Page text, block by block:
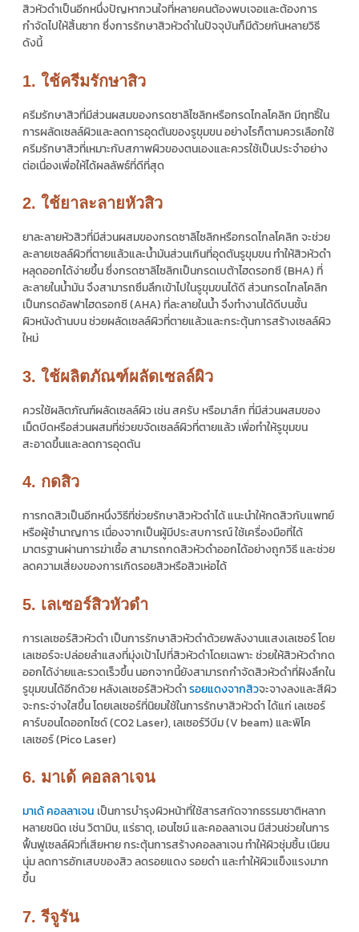
สิวหัวดำเป็นอีกหนึ่งปัญหากวนใจที่หลายคนต้องพบเจอและต้องการ
กำจัดไปให้สิ้นซาก ซึ่งการรักษาสิวหัวดำในปัจจุบันก็มีด้วยกันหลายวิธี
ดังนี้
1. ใช้ครีมรักษาสิว
ครีมรักษาสิวที่มีส่วนผสมของกรดซาลิไซลิกหรือกรดไกลโคลิก มีฤทธิ์ใน
การผลัดเซลล์ผิวและลดการอุดตันของรูขุมขน อย่างไรก็ตามควรเลือกใช้
ครีมรักษาสิวที่เหมาะกับสภาพผิวของตนเองและควรใช้เป็นประจำอย่าง
ต่อเนื่องเพื่อให้ได้ผลลัพธ์ที่ดีที่สุด
2. ใช้ยาละลายหัวสิว
ยาละลายหัวสิวที่มีส่วนผสมของกรดซาลิไซลิกหรือกรดไกลโคลิก จะช่วย
ละลายเซลล์ผิวที่ตายแล้วและน้ำมันส่วนเกินที่อุดตันรูขุมขน ทำให้สิวหัวดำ
หลุดออกได้ง่ายขึ้น ซึ่งกรดซาลิไซลิกเป็นกรดเบต้าไฮดรอกซี (BHA) ที่
ละลายในน้ำมัน จึงสามารถซึมลึกเข้าไปในรูขุมขนได้ดี ส่วนกรดไกลโคลิก
เป็นกรดอัลฟาไฮดรอกซี (AHA) ที่ละลายในน้ำ จึงทำงานได้ดีบนชั้น
ผิวหนังด้านบน ช่วยผลัดเซลล์ผิวที่ตายแล้วและกระตุ้นการสร้างเซลล์ผิว
ใหม่
3. ใช้ผลิตภัณฑ์ผลัดเซลล์ผิว
ควรใช้ผลิตภัณฑ์ผลัดเซลล์ผิว เช่น สครับ หรือมาส์ก ที่มีส่วนผสมของ
เม็ดบีดหรือส่วนผสมที่ช่วยขจัดเซลล์ผิวที่ตายแล้ว เพื่อทำให้รูขุมขน
สะอาดขึ้นและลดการอุดตัน
4. กดสิว
การกดสิวเป็นอีกหนึ่งวิธีที่ช่วยรักษาสิวหัวดำได้ แนะนำให้กดสิวกับแพทย์
หรือผู้ชำนาญการ เนื่องจากเป็นผู้มีประสบการณ์ ใช้เครื่องมือที่ได้
มาตรฐานผ่านการฆ่าเชื้อ สามารถกดสิวหัวดำออกได้อย่างถูกวิธี และช่วย
ลดความเสี่ยงของการเกิดรอยสิวหรือสิวเห่อได้
5. เลเซอร์สิวหัวดำ
การเลเซอร์สิวหัวดำ เป็นการรักษาสิวหัวดำด้วยพลังงานแสงเลเซอร์ โดย
เลเซอร์จะปล่อยลำแสงที่มุ่งเป้าไปที่สิวหัวดำโดยเฉพาะ ช่วยให้สิวหัวดำกด
ออกได้ง่ายและรวดเร็วขึ้น นอกจากนี้ยังสามารถกำจัดสิวหัวดำที่ฝังลึกใน
รูขุมขนได้อีกด้วย หลังเลเซอร์สิวหัวดำรอยแดงจากสิวจะจางลงและสีผิว
จะกระจ่างใสขึ้น โดยเลเซอร์ที่นิยมใช้ในการรักษาสิวหัวดำ ได้แก่ เลเซอร์
คาร์บอนไดออกไซด์ (CO2 Laser), เลเซอร์วีบีม (V beam) และพิโค
เลเซอร์ (Pico Laser)
6. มาเด้ คอลลาเจน
มาเด้ คอลลาเจน เป็นการบำรุงผิวหน้าที่ใช้สารสกัดจากธรรมชาติหลาก
หลายชนิด เช่น วิตามิน, แร่ธาตุ, เอนไซม์ และคอลลาเจน มีส่วนช่วยในการ
ฟื้นฟูเซลล์ผิวที่เสียหาย กระตุ้นการสร้างคอลลาเจน ทำให้ผิวชุ่มชื้น เนียน
นุ่ม ลดการอักเสบของสิว ลดรอยแดง รอยดำ และทำให้ผิวแข็งแรงมาก
ขึ้น
7. รีจูรัน